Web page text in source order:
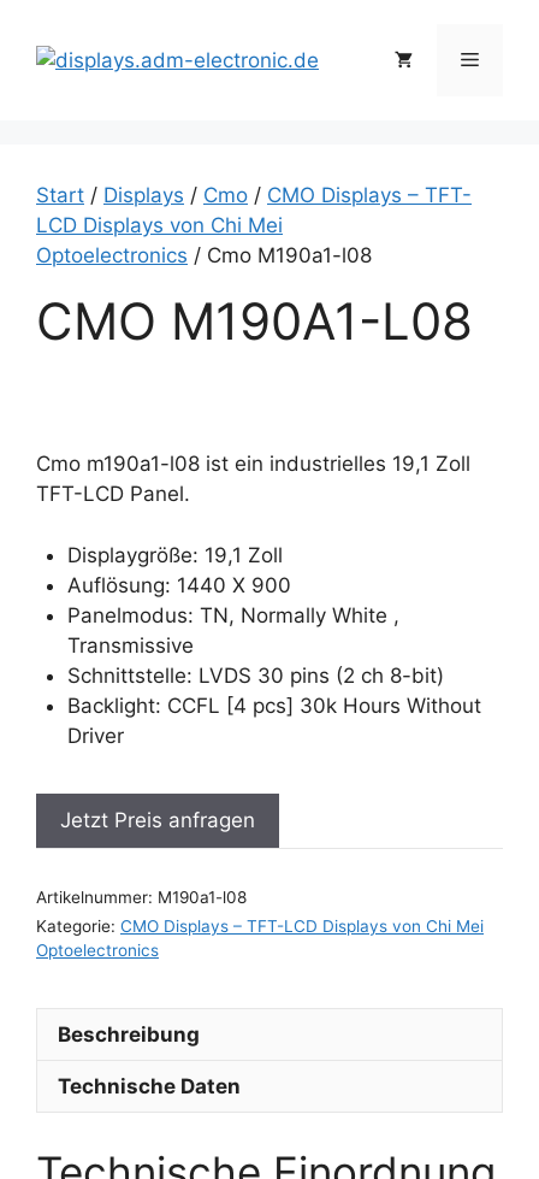
Inhalt
springen
Menü
Start / Displays / Cmo / CMO Displays – TFT-
LCD Displays von Chi Mei
Optoelectronics / Cmo M190a1-l08
CMO M190A1-L08
Cmo m190a1-l08 ist ein industrielles 19,1 Zoll
TFT-LCD Panel.
Displaygröße: 19,1 Zoll
Auflösung: 1440 X 900
Panelmodus: TN, Normally White ,
Transmissive
Schnittstelle: LVDS 30 pins (2 ch 8-bit)
Backlight: CCFL [4 pcs] 30k Hours Without
Driver
Jetzt Preis anfragen
Artikelnummer: M190a1-l08
Kategorie: CMO Displays – TFT-LCD Displays von Chi Mei
Optoelectronics
Beschreibung
Technische Daten